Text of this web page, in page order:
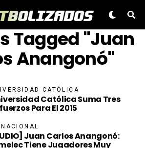
Tagged "Juan
Anangonó"
CATÓLICA
Católica Suma Tres
Para El 2015
Juan Carlos Anangonó:
Tiene Jugadores Muy